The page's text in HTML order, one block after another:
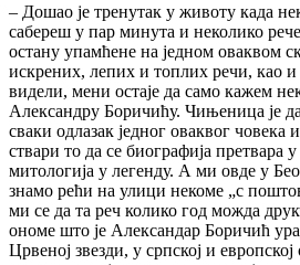
– Дошао је тренутак у животу када
сабереш у пар минута и неколико
остану упамћене на једном оваквом
искрених, лепих и топлих речи, као
видели, мени остаје да само кажем
Александру Боричићу. Чињеница је
сваки одлазак једног оваквог човека
ствари то да се биографија претвара
митологија у легенду. А ми овде у
знамо рећи на улици некоме „с
ми се да та реч колико год можда
ономе што је Александар Боричић
Црвеној звезди, у српској и